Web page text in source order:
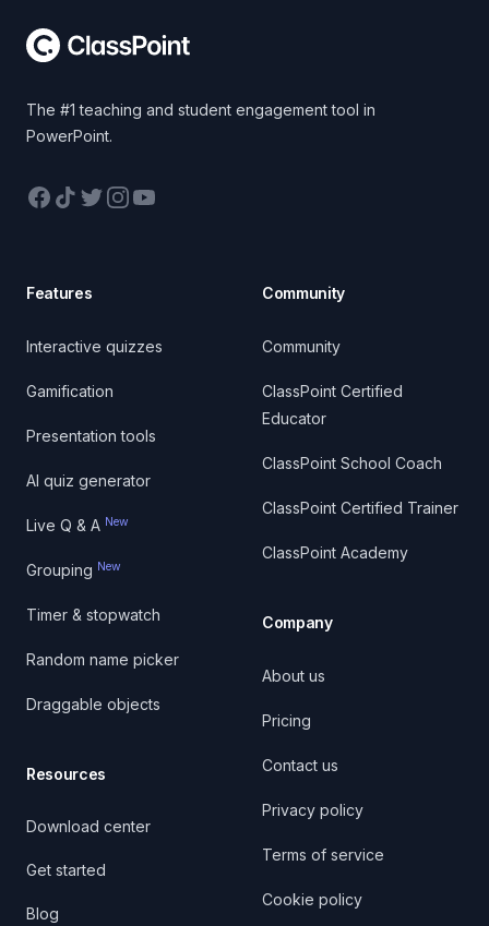
The #1 teaching and student engagement tool in
PowerPoint.
Facebook
TikTokTwitterInstagram
YouTube
Features
Interactive quizzes
Gamification
Presentation tools
AI quiz generator
Live Q & A New
Grouping New
Timer & stopwatch
Random name picker
Draggable objects
Resources
Download center
Get started
Blog
Community
Community
ClassPoint Certified
Educator
ClassPoint School Coach
ClassPoint Certified Trainer
ClassPoint Academy
Company
About us
Pricing
Contact us
Privacy policy
Terms of service
Cookie policy